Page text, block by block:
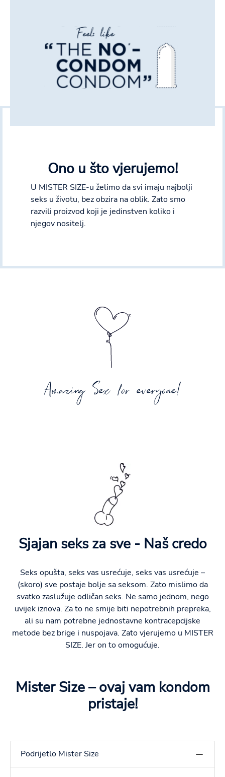
Ono u što vjerujemo!
U MISTER SIZE-u želimo da svi imaju najbolji
seks u životu, bez obzira na oblik. Zato smo
razvili proizvod koji je jedinstven koliko i
njegov nositelj.
Amazing Sex for everyone!
Sjajan seks za sve - Naš credo
Seks opušta, seks vas usrećuje, seks vas usrećuje –
(skoro) sve postaje bolje sa seksom. Zato mislimo da
svatko zaslužuje odličan seks. Ne samo jednom, nego
uvijek iznova. Za to ne smije biti nepotrebnih prepreka,
ali su nam potrebne jednostavne kontracepcijske
metode bez brige i nuspojava. Zato vjerujemo u MISTER
SIZE. Jer on to omogućuje.
Mister Size – ovaj vam kondom
pristaje!
Podrijetlo Mister Size